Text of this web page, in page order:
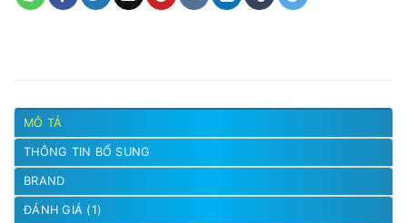
MÔ TẢ
THÔNG TIN BỔ SUNG
BRAND
ĐÁNH GIÁ (1)